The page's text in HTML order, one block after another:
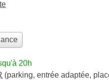
20h
(parking, entrée adaptée,